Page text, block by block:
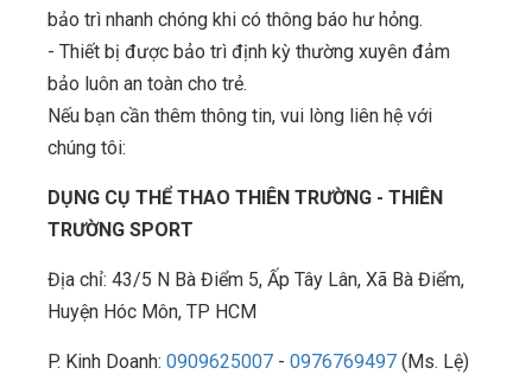
bảo trì nhanh chóng khi có thông báo hư hỏng.
- Thiết bị được bảo trì định kỳ thường xuyên đảm
bảo luôn an toàn cho trẻ.
Nếu bạn cần thêm thông tin, vui lòng liên hệ với
chúng tôi:
DỤNG CỤ THỂ THAO THIÊN TRƯỜNG - THIÊN
TRƯỜNG SPORT
Địa chỉ: 43/5 N Bà Điểm 5, Ấp Tây Lân, Xã Bà Điểm,
Huyện Hóc Môn, TP HCM
P. Kinh Doanh: 0909625007 - 0976769497 (Ms. Lệ)